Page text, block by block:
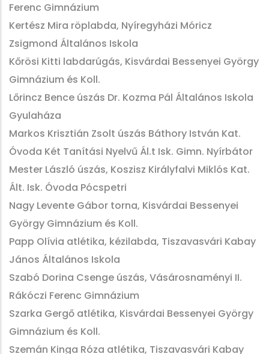
Ferenc Gimnázium
Kertész Mira röplabda, Nyíregyházi Móricz
Zsigmond Általános Iskola
Kőrösi Kitti labdarúgás, Kisvárdai Bessenyei György
Gimnázium és Koll.
Lőrincz Bence úszás Dr. Kozma Pál Általános Iskola
Gyulaháza
Markos Krisztián Zsolt úszás Báthory István Kat.
Óvoda Két Tanítási Nyelvű Ál.t Isk. Gimn. Nyírbátor
Mester László úszás, Koszisz Királyfalvi Miklós Kat.
Ált. Isk. Óvoda Pócspetri
Nagy Levente Gábor torna, Kisvárdai Bessenyei
György Gimnázium és Koll.
Papp Olívia atlétika, kézilabda, Tiszavasvári Kabay
János Általános Iskola
Szabó Dorina Csenge úszás, Vásárosnaményi II.
Rákóczi Ferenc Gimnázium
Szarka Gergő atlétika, Kisvárdai Bessenyei György
Gimnázium és Koll.
Szemán Kinga Róza atlétika, Tiszavasvári Kabay